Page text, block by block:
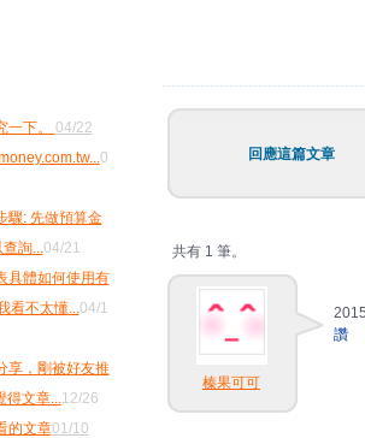
一下。 04/22
...0
驟: 先做預算金
查詢...04/21
具體如何使用有
看不太懂...04/1
享，剛被好友推
得文章...12/26
的文章01/10
回應這篇文章
共有 1 筆。
榛果可可
讚